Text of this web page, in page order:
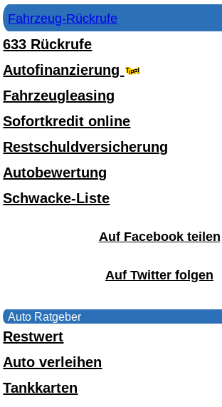
Fahrzeug-Rückrufe
633 Rückrufe
Autofinanzierung
Fahrzeugleasing
Sofortkredit online
Restschuldversicherung
Autobewertung
Schwacke-Liste
Auf Facebook teilen
Auf Twitter folgen
Auto Ratgeber
Restwert
Auto verleihen
Tankkarten